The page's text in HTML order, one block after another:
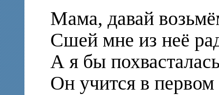
Мама, давай
Сшей мне из неё
А я бы
Он учится в